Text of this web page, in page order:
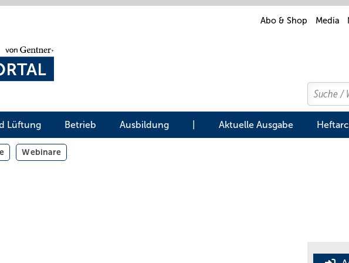
Abo & Shop Media
Search
Suchen
Lüftung Betrieb Ausbildung Aktuelle Ausgabe
Webinare